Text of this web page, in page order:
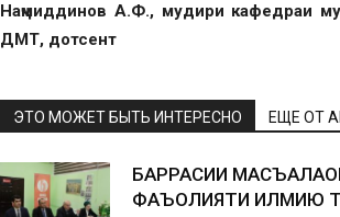
Наҷмиддинов А.Ф., мудири кафедраи
ДМТ, дотсент
ЭТО МОЖЕТ БЫТЬ ИНТЕРЕСНО ЕЩЕ ОТ
БАРРАСИИ
ФАЪОЛИЯТИ ИЛМИЮ